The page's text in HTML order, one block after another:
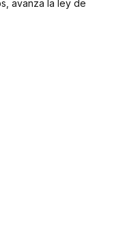
avanza la ley de